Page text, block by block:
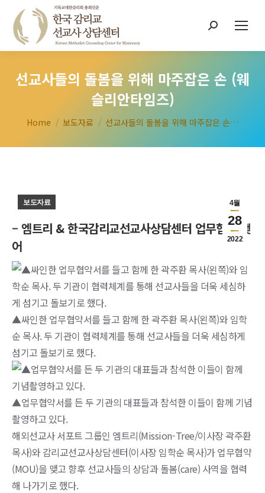
Search:
선교사들의 돌봄을 위해 마주잡은 손 (웨
슬리안타임즈)
You are here:
Home 보도자료 선교사들의 돌봄을 위해 마주잡은 손…
4월
28
2022
보도자료
– 엠트리 & 한국감리교선교사상담센터 업무협약 맺
어
▲싸인한 업무협약서를 들고 함께 한 곽주환 목사(왼쪽)와 임학
순 목사. 두 기관이 협력체계를 통해 선교사들을 더욱 세심하게
섬기고 돌보기로 했다.
▲업무협약서를 든 두 기관의 대표들과 참석한 이들이 함께 기념
촬영하고 있다.
해외선교사 서포트 그룹인 엠트리(Mission-Tree/이사장 곽주환
목사)와 감리교선교사상담센터(이사장 임학순 목사)가 업무협약
(MOU)을 맺고 향후 선교사들의 상담과 돌봄(care) 사역을 협력
해 나가기로 했다.